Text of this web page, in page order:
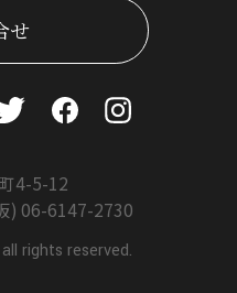
せ
4-5-12
06-6147-2730
rights reserved.